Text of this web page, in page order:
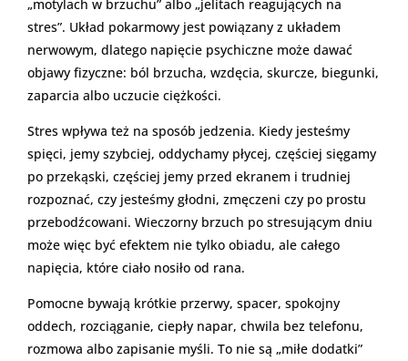
„motylach w brzuchu” albo „jelitach reagujących na
stres”. Układ pokarmowy jest powiązany z układem
nerwowym, dlatego napięcie psychiczne może dawać
objawy fizyczne: ból brzucha, wzdęcia, skurcze, biegunki,
zaparcia albo uczucie ciężkości.
Stres wpływa też na sposób jedzenia. Kiedy jesteśmy
spięci, jemy szybciej, oddychamy płycej, częściej sięgamy
po przekąski, częściej jemy przed ekranem i trudniej
rozpoznać, czy jesteśmy głodni, zmęczeni czy po prostu
przebodźcowani. Wieczorny brzuch po stresującym dniu
może więc być efektem nie tylko obiadu, ale całego
napięcia, które ciało nosiło od rana.
Pomocne bywają krótkie przerwy, spacer, spokojny
oddech, rozciąganie, ciepły napar, chwila bez telefonu,
rozmowa albo zapisanie myśli. To nie są „miłe dodatki”